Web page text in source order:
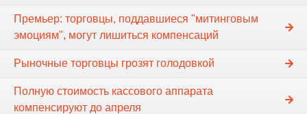
Премьер: торговцы, поддавшиеся "митинговым
эмоциям", могут лишиться компенсаций
Рыночные торговцы грозят голодовкой
Полную стоимость кассового аппарата
компенсируют до апреля